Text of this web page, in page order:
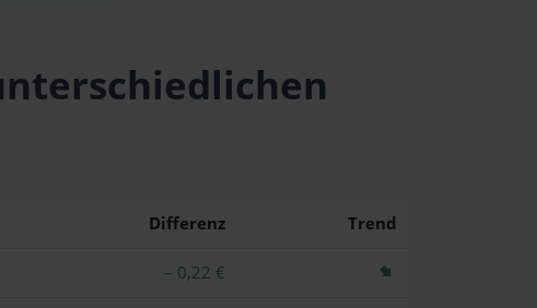
Differenz Trend
– 0,22 €